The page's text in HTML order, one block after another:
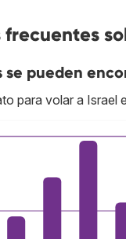
frecuentes
se pueden
para volar a Israel